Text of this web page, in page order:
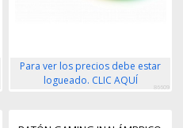
Para ver los precios debe estar
logueado. CLIC AQUÍ
86609